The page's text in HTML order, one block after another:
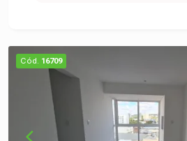
aquecimento a gás em cada
espera para split. Uma excelente oportunidade
para morar bem ou investir na
Leopoldo.
Cód. 16709